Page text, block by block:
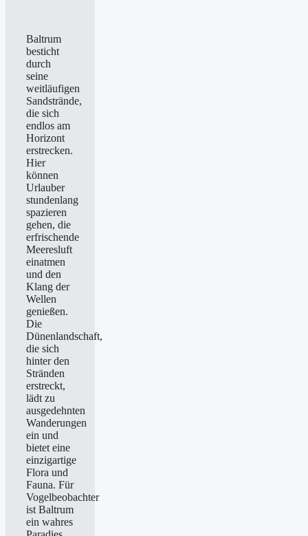
Baltrum
besticht
durch
seine
weitläufigen
Sandstrände,
die sich
endlos am
Horizont
erstrecken.
Hier
können
Urlauber
stundenlang
spazieren
gehen, die
erfrischende
Meeresluft
einatmen
und den
Klang der
Wellen
genießen.
Die
Dünenlandschaft,
die sich
hinter den
Stränden
erstreckt,
lädt zu
ausgedehnten
Wanderungen
ein und
bietet eine
einzigartige
Flora und
Fauna. Für
Vogelbeobachter
ist Baltrum
ein wahres